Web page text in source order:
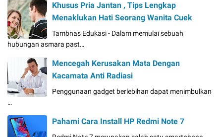
Khusus Pria Jantan , Tips Lengkap
Menaklukan Hati Seorang Wanita Cuek
Tambnas Edukasi - Dalam memulai sebuah
hubungan asmara past…
Mencegah Kerusakan Mata Dengan
Kacamata Anti Radiasi
Penggunaan gadget berlebihan dapat menimbulkan
…
Pahami Cara Install HP Redmi Note 7